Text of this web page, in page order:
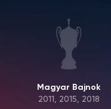
Magyar Bajnok
2011, 2015, 2018